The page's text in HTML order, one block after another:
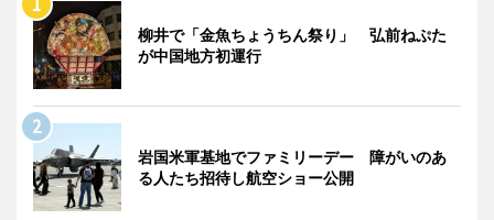
柳井で「金魚ちょうちん祭り」 弘前ねぷた
が中国地方初運行
岩国米軍基地でファミリーデー 障がいのあ
る人たち招待し航空ショー公開